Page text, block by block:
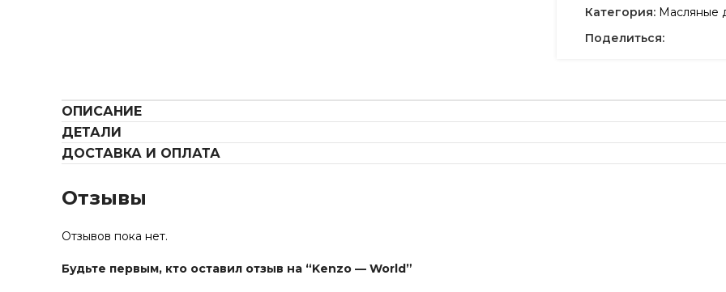
Категория: Масляные
Поделиться:
ОПИСАНИЕ
ДЕТАЛИ
ДОСТАВКА И ОПЛАТА
Отзывы
Отзывов пока нет.
Будьте первым, кто оставил отзыв на “Kenzo — World”